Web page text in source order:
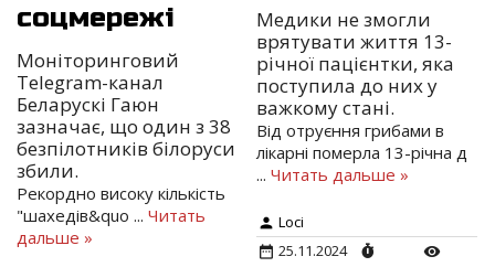
соцмережі
Моніторинговий
Telegram-канал
Беларускі Гаюн
зазначає, що один з 38
безпілотників білоруси
збили.
Рекордно високу кількість
"шахедів&quo ... Читать
дальше »
Медики не змогли
врятувати життя 13-
річної пацієнтки, яка
поступила до них у
важкому стані.
Від отруєння грибами в
лікарні померла 13-річна д
...Читать дальше »
Loci
25.11.2024